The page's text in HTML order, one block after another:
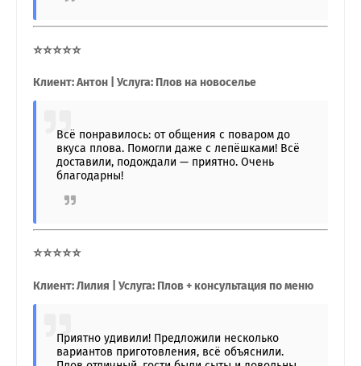
⭐⭐⭐⭐⭐
Клиент: Антон | Услуга: Плов на новоселье
Всё понравилось: от общения с поваром до
вкуса плова. Помогли даже с лепёшками! Всё
доставили, подождали — приятно. Очень
благодарны!
⭐⭐⭐⭐⭐
Клиент: Лилия | Услуга: Плов + консультация по меню
Приятно удивили! Предложили несколько
вариантов приготовления, всё объяснили.